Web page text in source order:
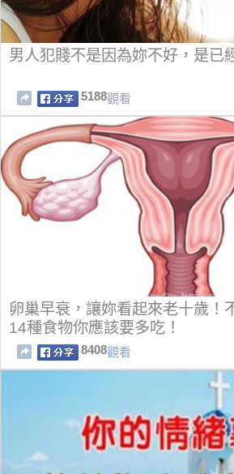
男人犯賤不是因為妳不好，是已
5188觀看
卵巢早衰，讓妳看起來老十歲！
14種食物你應該要多吃！
8408觀看